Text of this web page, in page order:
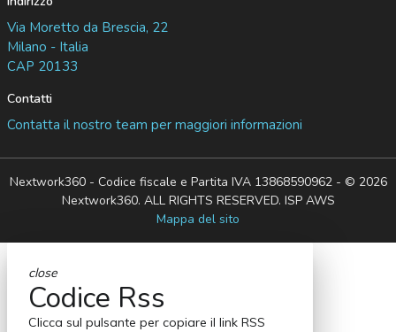
Via Moretto da Brescia, 22
Milano - Italia
CAP 20133
Contatti
Contatta il nostro team per maggiori informazioni
Nextwork360 - Codice fiscale e Partita IVA 13868590962 - © 2026
Nextwork360. ALL RIGHTS RESERVED. ISP AWS
Mappa del sito
close
Codice Rss
Clicca sul pulsante per copiare il link RSS